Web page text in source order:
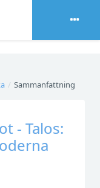
Sammanfattning
- Talos: